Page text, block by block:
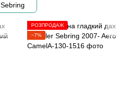
Sebring
РОЗПРОДАЖ
−7%